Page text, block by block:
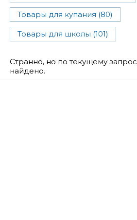
Товары для купания (80)
Товары для школы (101)
Странно, но по текущему
найдено.